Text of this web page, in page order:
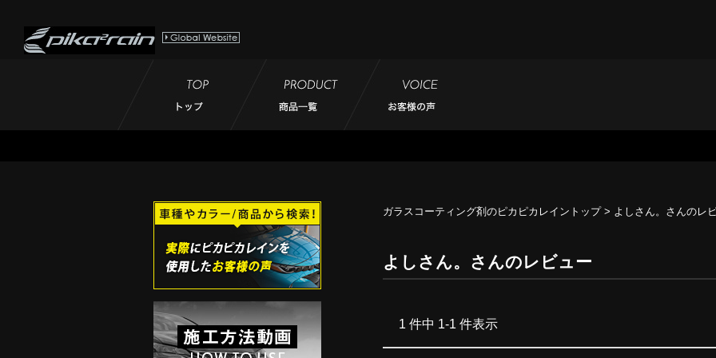
ガラスコーティング剤のピカピカレイントップ> よしさん。さんのレ
よしさん。さんのレビュー
1 件中 1-1 件表示